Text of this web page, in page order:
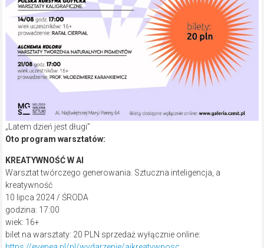
„Latem dzień jest długi”
Oto program warsztatów:
KREATYWNOŚĆ W AI
Warsztat twórczego generowania. Sztuczna inteligencja, a
kreatywność
10 lipca 2024 / ŚRODA
godzina: 17:00
wiek: 16+
bilet na warsztaty: 20 PLN sprzedaż wyłącznie online: